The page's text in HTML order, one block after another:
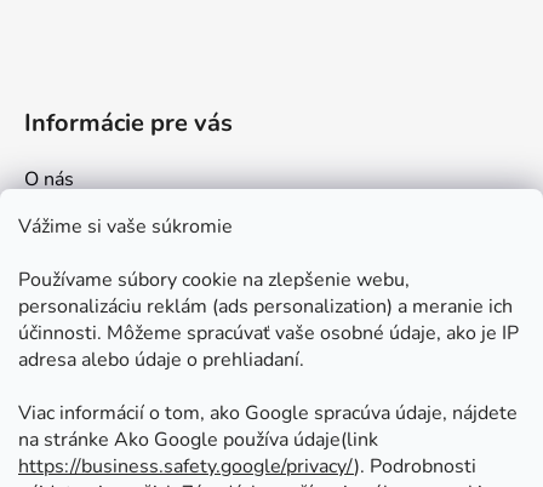
Vážime si vaše súkromie
Používame súbory cookie na zlepšenie webu,
personalizáciu reklám (ads personalization) a meranie ich
účinnosti. Môžeme spracúvať vaše osobné údaje, ako je IP
adresa alebo údaje o prehliadaní.
Viac informácií o tom, ako Google spracúva údaje, nájdete
na stránke Ako Google používa údaje(link
https://business.safety.google/privacy/⁩). Podrobnosti
Informácie pre vás
O nás
Kontakt
Ako nakupovať
Obchodné podmienky
Ochrana osobných údajov
Odstúpenie od zmluvy
Prijímame online platby